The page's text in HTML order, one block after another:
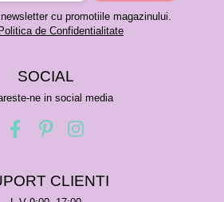
cu promotiile magazinului.
Politica de Confidentialitate
SOCIAL
ne in social media
CLIENTI